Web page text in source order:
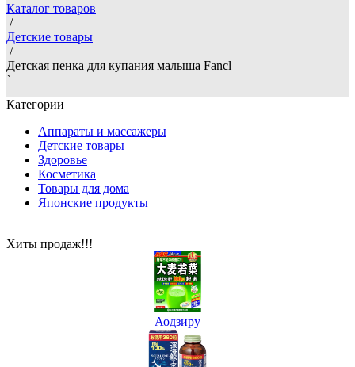
Каталог товаров
/
Детские товары
/
Детская пенка для купания малыша Fancl
`
Категории
Аппараты и массажеры
Детские товары
Здоровье
Косметика
Товары для дома
Японские продукты
Хиты продаж!!!
Аодзиру